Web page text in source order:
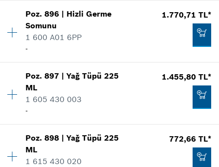
-
250,90 TL*
Fiyatlara KDV dahildir.
Miktar 1
Fiyat grubu
Yedek parça bilgisi
Şekli göster
139,68 TL*
Fiyatlara KDV dahildir.
Poz.896 | Hizli Germe
Somunu
1 600 A01 6PP
-
1.770,71 TL*
Miktar 1
Fiyat grubu
Yedek parça bilgisi
Şekli göster
Poz.897 |Yağ Tüpü 225
ML
1 605 430 003
-
1.455,80 TL*
Miktar 1
Fiyat grubu
Yedek parça bilgisi
Poz.898 |Yağ Tüpü 225
ML
1 615 430 020
772,66 TL*